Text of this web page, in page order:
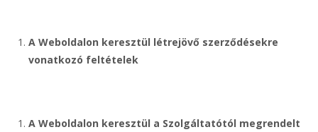
A Weboldalon keresztül létrejövő szerződésekre
vonatkozó feltételek
A Weboldalon keresztül a Szolgáltatótól megrendelt